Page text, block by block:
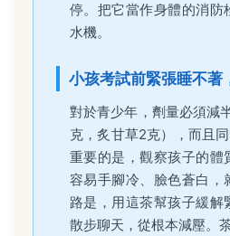
停。把它當作身體的消防
水機。
小孩考試前緊張睡不著
對於青少年，劑量必須減
克，炙甘草2克），而且
重要的是，觀察孩子的體
容易手腳冷、臉色蒼白，
路是，用這茶幫孩子緩解
散步聊天，從根本減壓。